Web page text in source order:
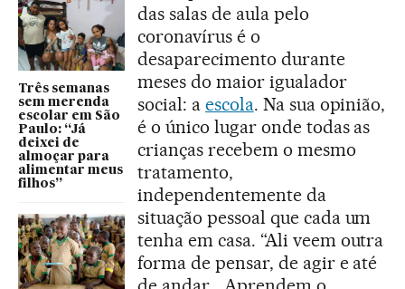
Três semanas
sem merenda
escolar em São
Paulo: “Já
deixei de
almoçar para
alimentar meus
filhos”
das salas de aula pelo
coronavírus é o
desaparecimento durante
meses do maior igualador
social: a escola. Na sua opinião,
é o único lugar onde todas as
crianças recebem o mesmo
tratamento,
independentemente da
situação pessoal que cada um
tenha em casa. “Ali veem outra
forma de pensar, de agir e até